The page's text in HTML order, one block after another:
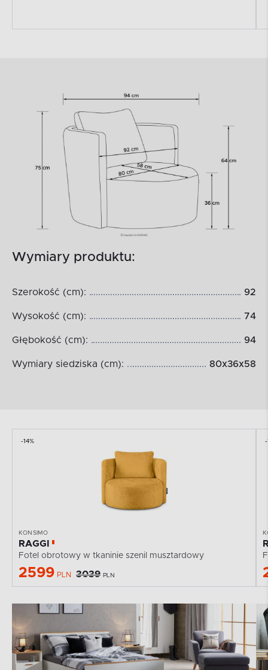
Wymiary produktu:
Szerokość (cm): 92
Wysokość (cm): 74
Głębokość (cm): 94
Wymiary siedziska (cm): 80x36x58
-14%
KONSIMO
RAGGI
Fotel obrotowy w tkaninie szenil musztardowy
2599 PLN 3039 PLN
-